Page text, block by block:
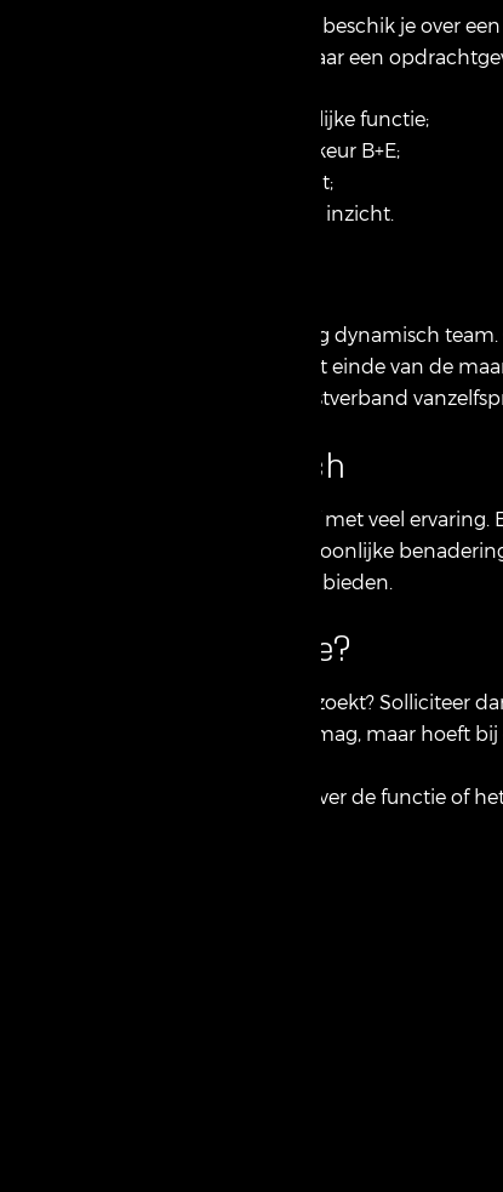
beschik je over
ook in staat om zelfstandig naar een
– Werkervaring in een soortgelijke functie;
– Een geldig rijbewijs, bij voorkeur B+E;
– Een flexibele werkmentaliteit;
– Zowel grafisch als technisch inzicht.
Je komt te werken in een jong dynamisch
verantwoordelijkheid. Aan het einde van de
functioneren is een vast dienstverband
Over Schellenbach
Schellenbach.nl is een bedrijf met veel
onze eigenzinnige, maar persoonlijke
mogelijkheden en maatwerk bieden.
Is dit jouw functie?
Is deze functie precies wat jij zoekt? Solliciteer
Motivatiebrief schrijven? Dat mag, maar hoeft
Wil je eerst meer informatie over de functie of